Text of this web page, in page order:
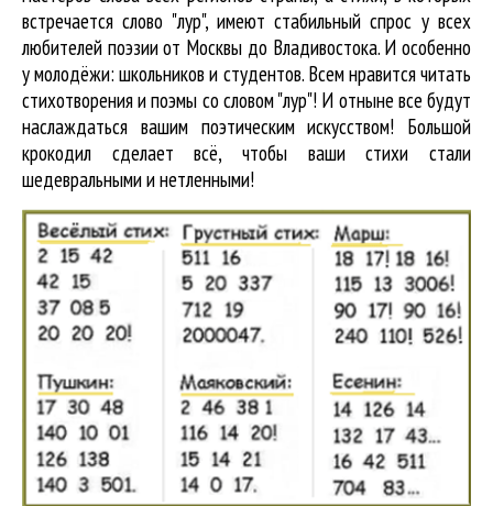
встречаетсяслово "лур", имеют стабильный спрос у всех
любителей поэзии от Москвы до Владивостока. И особенно
у молодёжи: школьников и студентов. Всем нравится читать
стихотворения и поэмы со словом "лур"! И отныне все будут
наслаждаться вашим поэтическим искусством! Большой
крокодил cделает всё, чтобы ваши стихи стали
шедевральными и нетленными!